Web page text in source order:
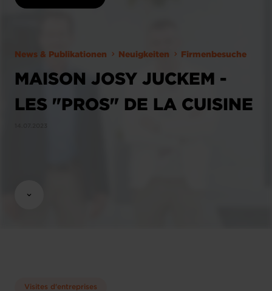
News & Publikationen Neuigkeiten Firmenbesuche
MAISON JOSY JUCKEM -
LES "PROS" DE LA CUISINE
Visites d'entreprises